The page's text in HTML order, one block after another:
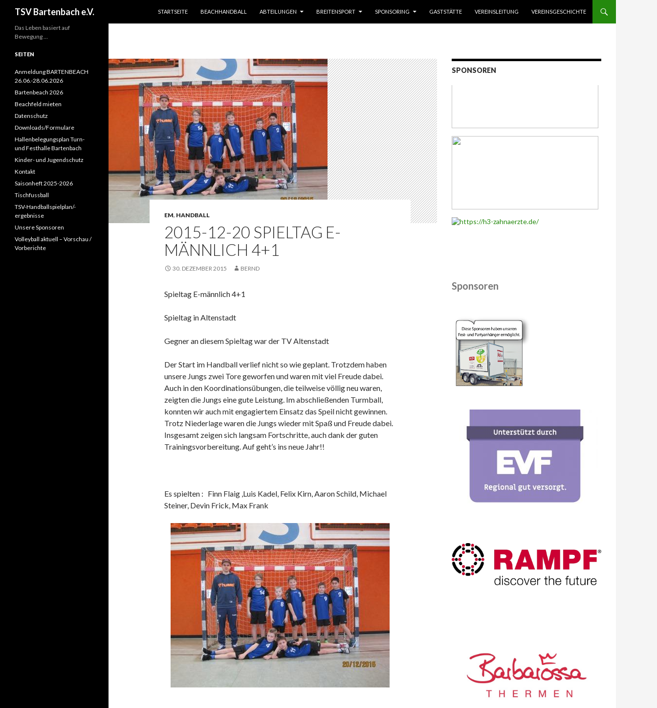
TSV Bartenbach e.V.
STARTSEITE
BEACHHANDBALL ABTEILUNGEN BREITENSPORT SPONSORING GASTSTÄTTE VEREINSLEITUNG VEREINSGESCHICHTE
EM, HANDBALL
2015-12-20 SPIELTAG E-
MÄNNLICH 4+1
30. DEZEMBER 2015 BERND
Spieltag E-männlich 4+1
Spieltag in Altenstadt
Gegner an diesem Spieltag war der TV Altenstadt
Der Start im Handball verlief nicht so wie geplant. Trotzdem haben
unsere Jungs zwei Tore geworfen und waren mit viel Freude dabei.
Auch in den Koordinationsübungen, die teilweise völlig neu waren,
zeigten die Jungs eine gute Leistung. Im abschließenden Turmball,
konnten wir auch mit engagiertem Einsatz das Speil nicht gewinnen.
Trotz Niederlage waren die Jungs wieder mit Spaß und Freude dabei.
Insgesamt zeigen sich langsam Fortschritte, auch dank der guten
Trainingsvorbereitung. Auf geht’s ins neue Jahr!!
Es spielten : Finn Flaig ,Luis Kadel, Felix Kirn, Aaron Schild, Michael
Steiner, Devin Frick, Max Frank
SPONSOREN
Sponsoren
Das Leben basiert auf
Bewegung …
SEITEN
Anmeldung BARTENBEACH
26.06.-28.06.2026
Bartenbeach 2026
Beachfeld mieten
Datenschutz
Downloads/Formulare
Hallenbelegungsplan Turn-
und Festhalle Bartenbach
Kinder- und Jugendschutz
Kontakt
Saisonheft 2025-2026
Tischfussball
TSV-Handballspielplan/-
ergebnisse
Unsere Sponsoren
Volleyball aktuell – Vorschau /
Vorberichte